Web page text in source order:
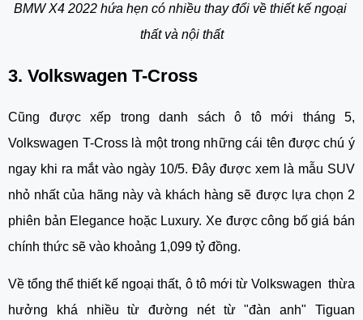
BMW X4 2022 hứa hẹn có nhiều thay đổi về thiết kế ngoại
thất và nội thất
3. Volkswagen T-Cross
Cũng được xếp trong danh sách ô tô mới tháng 5,
Volkswagen T-Cross là một trong những cái tên được chú ý
ngay khi ra mắt vào ngày 10/5. Đây được xem là mẫu SUV
nhỏ nhất của hãng này và khách hàng sẽ được lựa chọn 2
phiên bản Elegance hoặc Luxury. Xe được công bố giá bán
chính thức sẽ vào khoảng 1,099 tỷ đồng.
Về tổng thể thiết kế ngoại thất, ô tô mới từ Volkswagen  thừa
hưởng khá nhiều từ đường nét từ "đàn anh" Tiguan